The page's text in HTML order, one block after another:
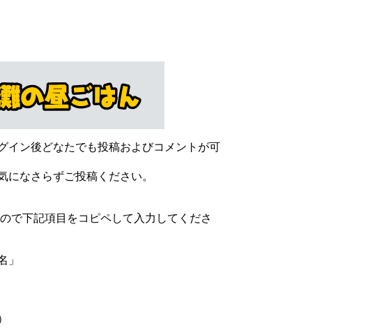
イン後どなたでも投稿およびコメントが可
になさらずご投稿ください。
で下記項目をコピペして入力してくださ
」